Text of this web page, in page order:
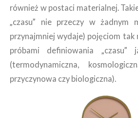
również w postaci materialnej.
„czasu” nie przeczy w żadnym
przynajmniej wydaje) pojęciom tak
próbami definiowania „czasu”
(termodynamiczna,
przyczynowa czy biologiczna).